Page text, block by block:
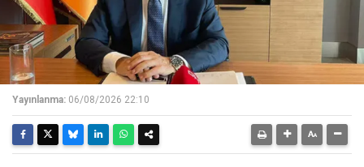
Yayınlanma: 06/08/2026 22:10